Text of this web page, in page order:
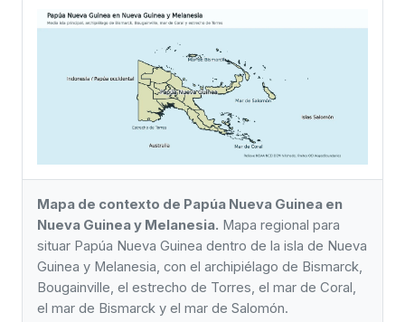
Mapa de contexto de Papúa Nueva Guinea en
Nueva Guinea y Melanesia. Mapa regional para
situar Papúa Nueva Guinea dentro de la isla de Nueva
Guinea y Melanesia, con el archipiélago de Bismarck,
Bougainville, el estrecho de Torres, el mar de Coral,
el mar de Bismarck y el mar de Salomón.